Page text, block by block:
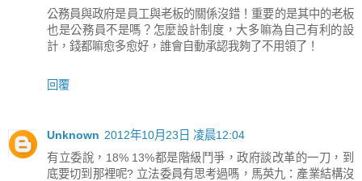
公務員與政府是員工與老板的關係沒錯！重要的是其中的老板
也是公務員不是嗎？怎麼設計制度，大多嘛為自己有利的設
計，錢都嘛愈多愈好，誰會自動承認我夠了不用領了！
回覆
Unknown 2012年10月23日 凌晨12:04
有立委說，18% 13%都是階級鬥爭，政府談改革的一刀，到
底要切到那裡呢? 立法委員有思考過嗎，馬英九：產業結構沒